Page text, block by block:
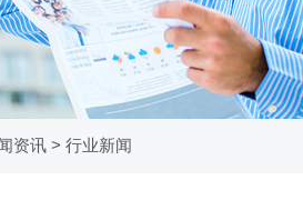
资讯 > 行业新闻